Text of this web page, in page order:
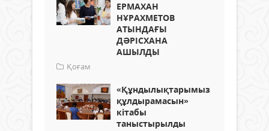
ЕРМАХАН
НҰРАХМЕТОВ
АТЫНДАҒЫ
ДӘРІСХАНА
АШЫЛДЫ
Қоғам
«Құндылықтарымыз
құлдырамасын»
кітабы
таныстырылды